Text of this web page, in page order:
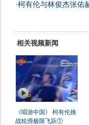
·柯有伦与林俊杰张佑
相关视频新闻
《唱游中国》 柯有伦挑
战轮滑极限飞跃①